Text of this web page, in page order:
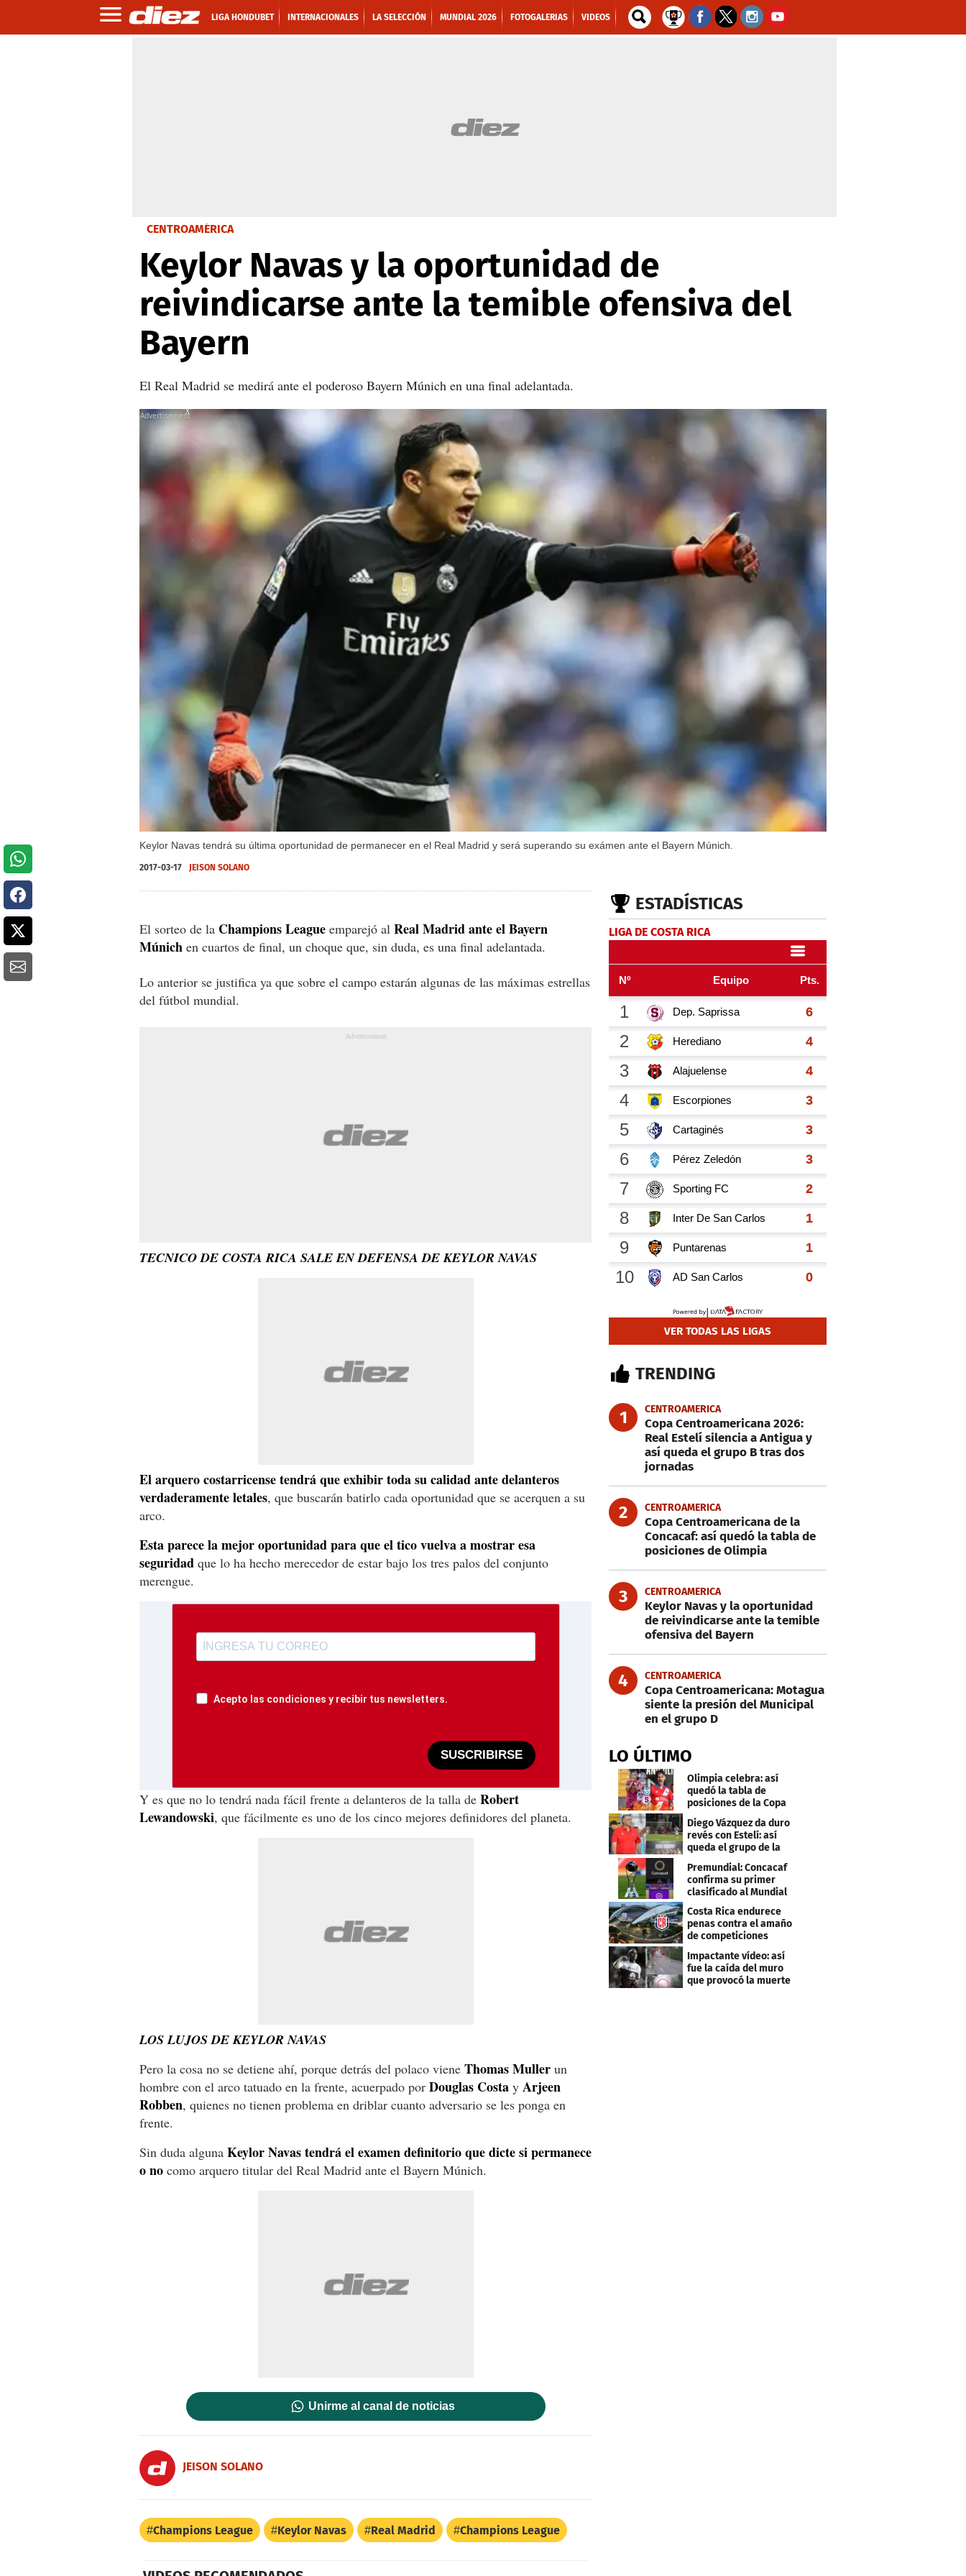
LIGA HONDUBET INTERNACIONALES LA SELECCIÓN MUNDIAL 2026 FOTOGALERIAS VIDEOS
CENTROAMÉRICA
Keylor Navas y la oportunidad de
reivindicarse ante la temible ofensiva del
Bayern
El Real Madrid se medirá ante el poderoso Bayern Múnich en una final adelantada.
Keylor Navas tendrá su última oportunidad de permanecer en el Real Madrid y será superando su exámen ante el Bayern Múnich.
X
2017-03-17 JEISON SOLANO
El sorteo de la Champions League emparejó al Real Madrid anteel Bayern
Múnich en cuartos de final, un choque que, sin duda, es una final adelantada.
Lo anterior se justifica ya que sobre el campo estarán algunas de las máximas estrellas
del fútbol mundial.
TECNICO DE COSTA RICA SALE EN DEFENSA DE KEYLOR NAVAS
El arquero costarricense tendrá que exhibir toda su calidad ante delanteros
verdaderamente letales, que buscarán batirlo cada oportunidad que se acerquen a su
arco.
Estaparece la mejor oportunidad para que el tico vuelva a mostrar esa
seguridad que lo ha hecho merecedor de estar bajo los tres palos del conjunto
merengue.
Acepto las condiciones y recibir tus newsletters.
SUSCRIBIRSE
Y es que no lo tendrá nada fácil frente a delanteros de la talla de Robert
Lewandowski, que fácilmente es uno de los cinco mejores definidores del planeta.
LOS LUJOS DE KEYLOR NAVAS
Pero la cosa no se detiene ahí, porque detrás del polaco viene Thomas Muller un
hombre con el arco tatuado en la frente, acuerpado por Douglas Costa y Arjeen
Robben, quienes no tienen problema en driblar cuanto adversario se les ponga en
frente.
Sin duda alguna Keylor Navas tendrá el examen definitorio que dicte si permanece
o no como arquero titular del Real Madrid ante el Bayern Múnich.
Unirme al canal de noticias
JEISON SOLANO
Champions League Keylor Navas Real Madrid Champions League
ESTADÍSTICAS
LIGA DE COSTA RICA
VER TODAS LAS LIGAS
TRENDING
1 CENTROAMERICA
Copa Centroamericana 2026:
Real Estelí silencia a Antigua y
así queda el grupo B tras dos
jornadas
2 CENTROAMERICA
Copa Centroamericana de la
Concacaf: así quedó la tabla de
posiciones de Olimpia
3 CENTROAMERICA
Keylor Navas y la oportunidad
de reivindicarse ante la temible
ofensiva del Bayern
4 CENTROAMERICA
Copa Centroamericana: Motagua
siente la presión del Municipal
en el grupo D
LO ÚLTIMO
Olimpia celebra: así
quedó la tabla de
posiciones de la Copa
Centroamericana
Diego Vázquez da duro
revés con Estelí: así
queda el grupo de la
Premundial: Concacaf
confirma su primer
clasificado al Mundial
Costa Rica endurece
penas contra el amaño
de competiciones
Impactante vídeo: así
fue la caída del muro
que provocó la muerte